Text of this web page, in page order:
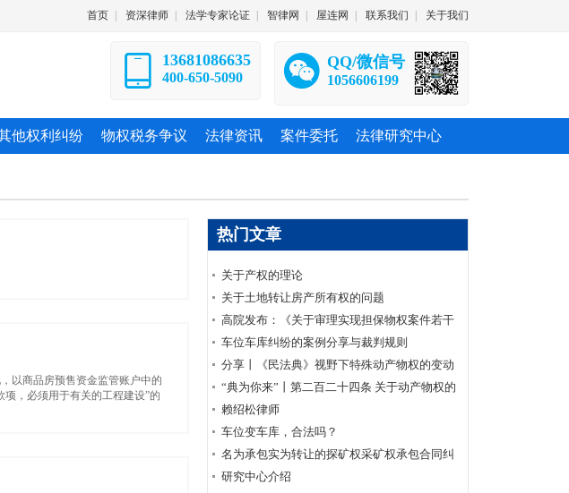
首页 资深律师 法学专家论证 智律网 屋连网 联系我们 关于我们
13681086635
400-650-5090
QQ/微信号
1056606199
他权利纠纷 物权税务争议 法律资讯 案件委托 法律研究中心
以商品房预售资金监管账户中的
，必须用于有关的工程建设”的
热门文章
关于产权的理论
关于土地转让房产所有权的问题
高院发布：《关于审理实现担保物权案件若干
问题的解答》
车位车库纠纷的案例分享与裁判规则
分享丨《民法典》视野下特殊动产物权的变动
与公示
“典为你来”丨第二百二十四条 关于动产物权的
变动以交付作为生效要件的原则性规定
赖绍松律师
车位变车库，合法吗？
名为承包实为转让的探矿权采矿权承包合同纠
纷案
研究中心介绍